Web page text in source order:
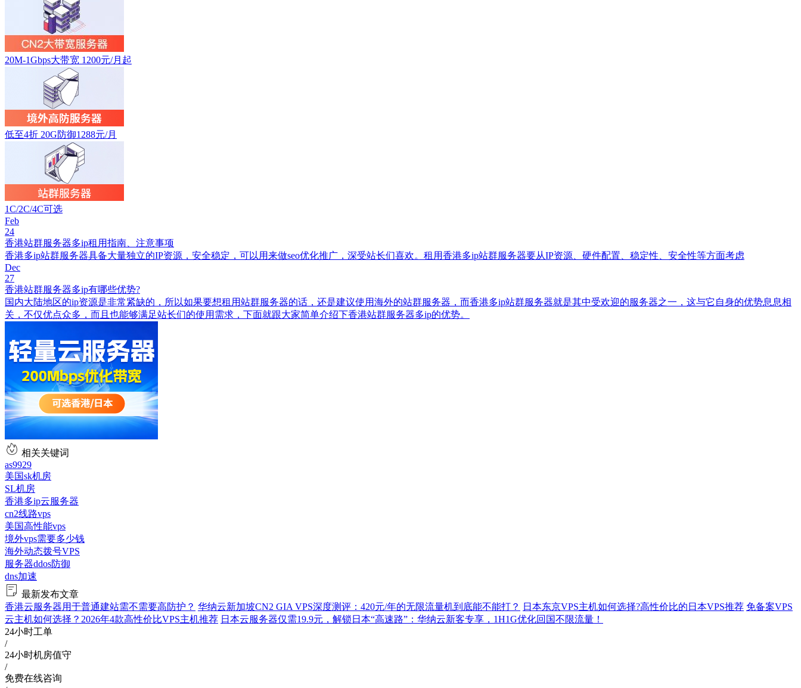
20M-1Gbps大带宽 1200元/月起
低至4折 20G防御1288元/月
1C/2C/4C可选
Feb
24
香港站群服务器多ip租用指南、注意事项
香港多ip站群服务器具备大量独立的IP资源，安全稳定，可以用来做seo优化推广，深受站长们喜欢。租用香港多ip站群服务器要从IP资源、硬件配置、稳定性、安全性等方面考虑
Dec
27
香港站群服务器多ip有哪些优势?
国内大陆地区的ip资源是非常紧缺的，所以如果要想租用站群服务器的话，还是建议使用海外的站群服务器，而香港多ip站群服务器就是其中受欢迎的服务器之一，这与它自身的优势息息相
关，不仅优点众多，而且也能够满足站长们的使用需求，下面就跟大家简单介绍下香港站群服务器多ip的优势。
相关关键词
as9929
美国sk机房
SL机房
香港多ip云服务器
cn2线路vps
美国高性能vps
境外vps需要多少钱
海外动态拨号VPS
服务器ddos防御
dns加速
最新发布文章
香港云服务器用于普通建站需不需要高防护？ 华纳云新加坡CN2 GIA VPS深度测评：420元/年的无限流量机到底能不能打？ 日本东京VPS主机如何选择?高性价比的日本VPS推荐 免备案VPS
云主机如何选择？2026年4款高性价比VPS主机推荐 日本云服务器仅需19.9元，解锁日本“高速路”：华纳云新客专享，1H1G优化回国不限流量！
24小时工单
/
24小时机房值守
/
免费在线咨询